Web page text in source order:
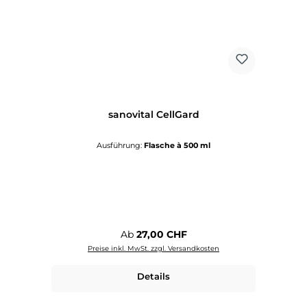
sanovital CellGard
Ausführung: Flasche à 500 ml
Regulärer Preis:
Ab 27,00 CHF
Preise inkl. MwSt. zzgl. Versandkosten
Details